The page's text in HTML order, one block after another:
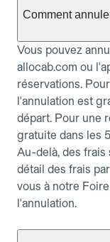
Comment
Vous pouvez
allocab.com ou
réservations.
l'annulation est
départ. Pour une
gratuite dans les
Au-delà, des
détail des frais
vous à notre
l'annulation.